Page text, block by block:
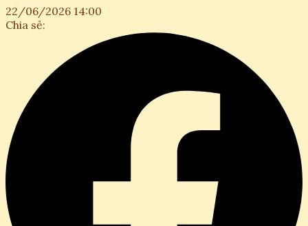
22/06/2026 14:00
Chia sẻ: